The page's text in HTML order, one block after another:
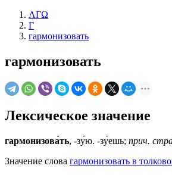
ΛΓΩ
Г
гармонизовать
гармонизовать
Лексическое значение
гармонизова́ть, -зу́ю. -зу́ешь; прич.
Значение слова гармонизовать в